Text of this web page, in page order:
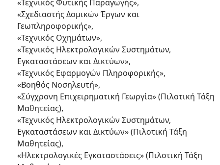
«Τεχνικός Φυτικής Παραγωγής»,
«Σχεδιαστής Δομικών Έργων και
Γεωπληροφορικής»,
«Τεχνικός Οχημάτων»,
«Τεχνικός Ηλεκτρολογικών Συστημάτων,
Εγκαταστάσεων και Δικτύων»,
«Τεχνικός Εφαρμογών Πληροφορικής»,
«Βοηθός Νοσηλευτή»,
«Σύγχρονη Επιχειρηματική Γεωργία» (Πιλοτική Τάξη
Μαθητείας),
«Τεχνικός Ηλεκτρολογικών Συστημάτων,
Εγκαταστάσεων και Δικτύων» (Πιλοτική Τάξη
Μαθητείας),
«Ηλεκτρολογικές Εγκαταστάσεις» (Πιλοτική Τάξη